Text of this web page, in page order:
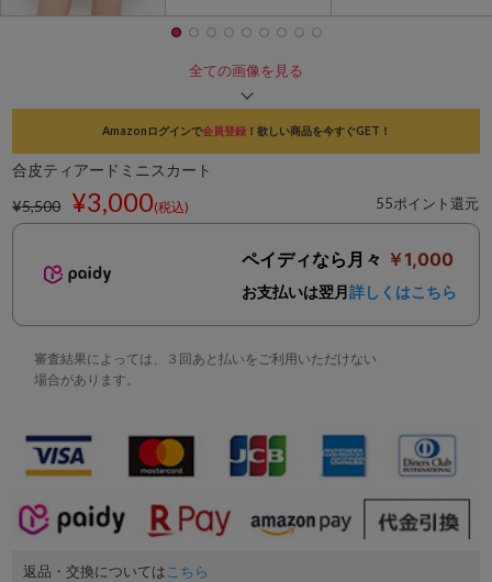
全ての画像を見る
Amazonログインで会員登録！欲しい商品を今すぐGET！
合皮ティアードミニスカート
¥5,500
¥3,000(税込) 55ポイント還元
ペイディなら月々 ￥1,000
お支払いは翌月 詳しくはこちら
審査結果によっては、３回あと払いをご利用いただけない
場合があります。
返品・交換についてはこちら